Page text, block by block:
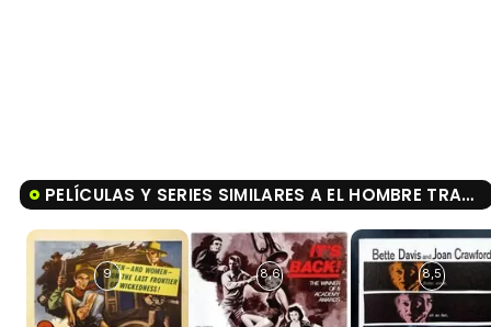
PELÍCULAS Y SERIES SIMILARES A EL HOMBRE TRANQUILO
9 8,6 8,5